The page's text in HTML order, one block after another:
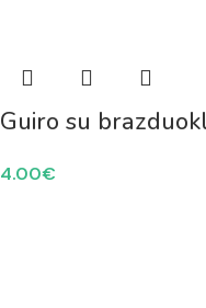
Guiro su
4.00€